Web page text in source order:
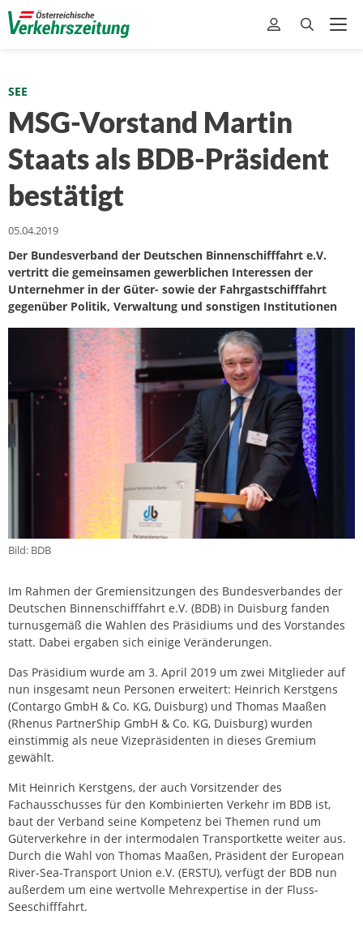
SEE
MSG-Vorstand Martin
Staats als BDB-Präsident
bestätigt
05.04.2019
Der Bundesverband der Deutschen Binnenschifffahrt e.V.
vertritt die gemeinsamen gewerblichen Interessen der
Unternehmer in der Güter- sowie der Fahrgastschifffahrt
gegenüber Politik, Verwaltung und sonstigen Institutionen
Bild: BDB
Im Rahmen der Gremiensitzungen des Bundesverbandes der
Deutschen Binnenschifffahrt e.V. (BDB) in Duisburg fanden
turnusgemäß die Wahlen des Präsidiums und des Vorstandes
statt. Dabei ergaben sich einige Veränderungen.
Das Präsidium wurde am 3. April 2019 um zwei Mitglieder auf
nun insgesamt neun Personen erweitert: Heinrich Kerstgens
(Contargo GmbH & Co. KG, Duisburg) und Thomas Maaßen
(Rhenus PartnerShip GmbH & Co. KG, Duisburg) wurden
einstimmig als neue Vizepräsidenten in dieses Gremium
gewählt.
Mit Heinrich Kerstgens, der auch Vorsitzender des
Fachausschusses für den Kombinierten Verkehr im BDB ist,
baut der Verband seine Kompetenz bei Themen rund um
Güterverkehre in der intermodalen Transportkette weiter aus.
Durch die Wahl von Thomas Maaßen, Präsident der European
River-Sea-Transport Union e.V. (ERSTU), verfügt der BDB nun
außerdem um eine wertvolle Mehrexpertise in der Fluss-
Seeschifffahrt.